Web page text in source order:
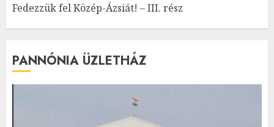
Fedezzük fel Közép-Ázsiát! – III. rész
PANNÓNIA ÜZLETHÁZ